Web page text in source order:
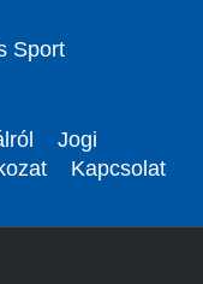
Sport
Jogi
Kapcsolat